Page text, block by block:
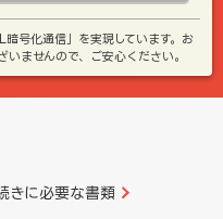
号化通信」を実現しています。お
ませんので、ご安心ください。
きに必要な書類